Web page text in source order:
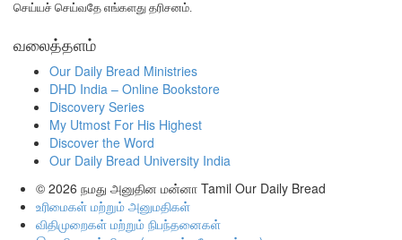
செய்யச் செய்வதே எங்களது தரிசனம்.
வலைத்தளம்
Our Daily Bread Ministries
DHD India – Online Bookstore
Discovery Series
My Utmost For His Highest
Discover the Word
Our Daily Bread University India
© 2026 நமது அனுதின மன்னா Tamil Our Daily Bread
உரிமைகள் மற்றும் அனுமதிகள்
விதிமுறைகள் மற்றும் நிபந்தனைகள்